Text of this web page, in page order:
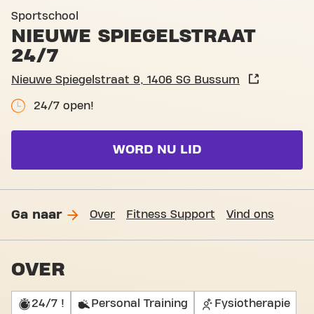
Sportschool
NIEUWE SPIEGELSTRAAT
24/7
Nieuwe Spiegelstraat 9, 1406 SG Bussum
24/7 open!
WORD NU LID
Ga naar Over Fitness Support Vind ons
OVER
24/7 ! Personal Training Fysiotherapie